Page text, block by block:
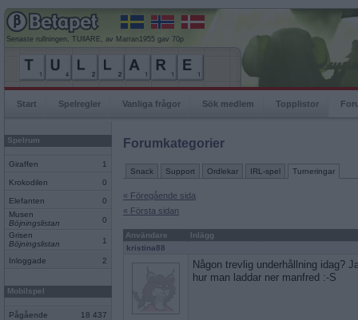
Senaste rullningen, TUllARE, av Marran1955 gav 70p
Start Spelregler Vanliga frågor Sök medlem Topplistor
Spelrum
Giraffen 1
Krokodilen 0
Elefanten
0
Musen
Böjningslistan
0
Grisen
Böjningslistan
1
Inloggade 2
Mobilspel
Pågående 18 437
Forumkategorier
Snack Support Ordlekar IRL-spel Turneringar
« Föregående sida
« Första sidan
Användare
Inlägg
kristina88
Någon trevlig underhållning idag?
hur man laddar ner manfred :-S